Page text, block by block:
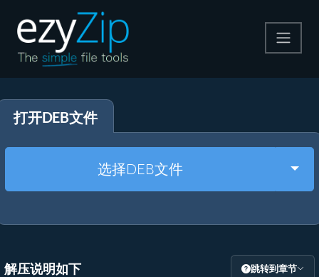
解压
其他工具
打开DEB文件
选择DEB文件
解压说明如下 跳转到章节